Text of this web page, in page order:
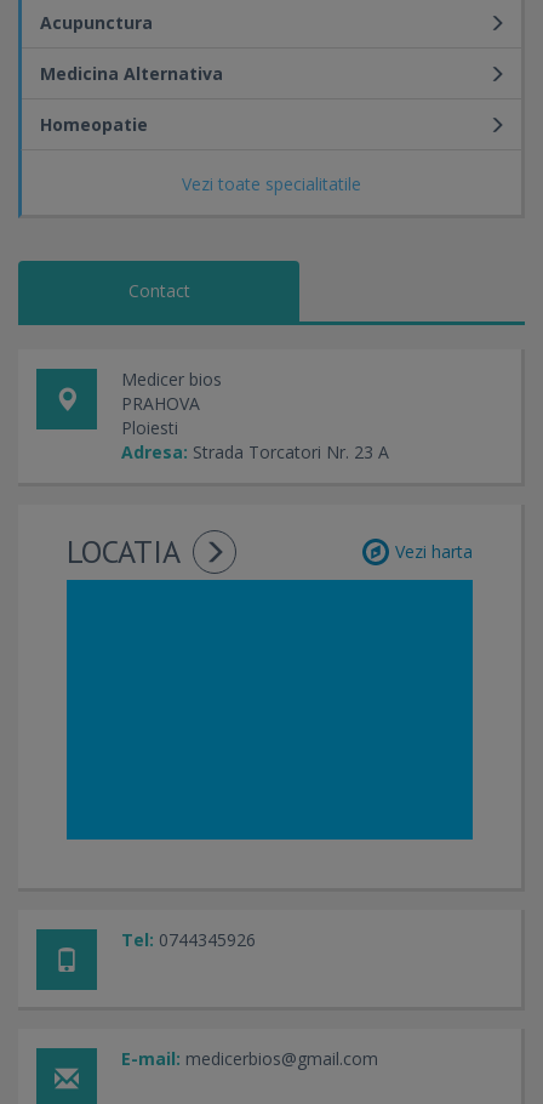
Vezi toate specialitatile
Acupunctura
Medicina Alternativa
Homeopatie
Contact
Medicer bios
PRAHOVA
Ploiesti
Adresa: Strada Torcatori Nr. 23 A
LOCATIA Vezi harta
Tel: 0744345926
E-mail: medicerbios@gmail.com